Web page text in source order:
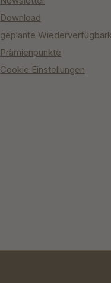
Download
geplante
Prämienpunkte
Cookie Einstellungen